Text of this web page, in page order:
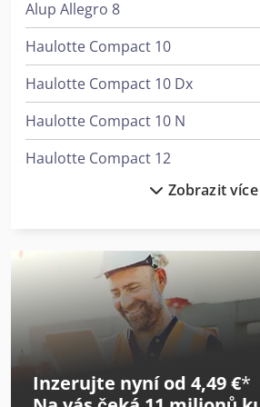
Alup Allegro 8
Haulotte Compact 10
Haulotte Compact 10 Dx
Haulotte Compact 10 N
Haulotte Compact 12
Haulotte Compact 12 Dx
Haulotte Compact 8W
Haulotte Ha 12 Cj+
Haulotte Hs 18 E
Haulotte Ht 16 Rtj Pro
Zobrazit více
Inzerujte nyní od 4,49 €*